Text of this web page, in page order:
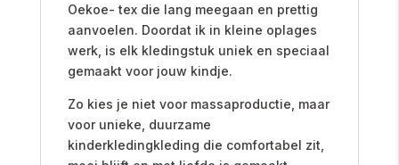
Oekoe- tex die lang meegaan en prettig
aanvoelen. Doordat ik in kleine oplages
werk, is elk kledingstuk uniek en speciaal
gemaakt voor jouw kindje.
Zo kies je niet voor massaproductie, maar
voor unieke, duurzame
kinderkledingkleding die comfortabel zit,